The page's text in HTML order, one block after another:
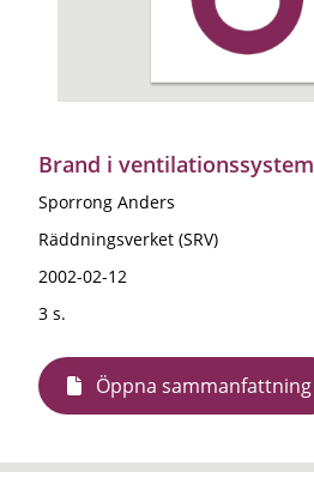
Brand i ventilationssystem
Sporrong Anders
Räddningsverket (SRV)
2002-02-12
3 s.
Öppna sammanfattning